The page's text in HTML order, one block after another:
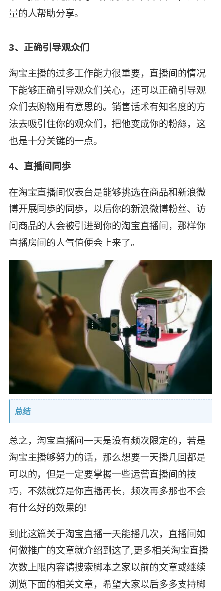
量的人帮助分享。
3、正确引导观众们
淘宝主播的过多工作能力很重要，直播间的情况
下能够正确引导观众们关心，还可以正确引导观
众们去购物用有意思的。销售话术有知名度的方
法去吸引住你的观众们，把他变成你的粉絲，这
也是十分关键的一点。
4、直播间同歩
在淘宝直播间仪表台是能够挑选在商品和新浪微
博开展同歩的同歩，以后你的新浪微博粉丝、访
问商品的人会被引进到你的淘宝直播间，那样你
直播房间的人气值便会上来了。
总结
总之，淘宝直播间一天是没有频次限定的，若是
淘宝主播够努力的话，那么想要一天播几回都是
可以的，但是一定要掌握一些运营直播间的技
巧，不然就算是你直播再长，频次再多那也不会
有什么好的效果的!
到此这篇关于淘宝直播一天能播几次，直播间如
何做推广的文章就介绍到这了,更多相关淘宝直播
次数上限内容请搜索脚本之家以前的文章或继续
浏览下面的相关文章，希望大家以后多多支持脚